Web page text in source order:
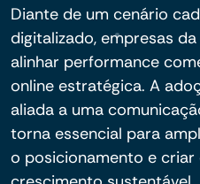
Diante de um cenário
digitalizado, empresas
alinhar performance
online estratégica. A
aliada a uma
torna essencial para
o posicionamento e